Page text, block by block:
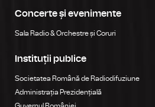
Concerte și evenimente
Sala Radio & Orchestre și Coruri
Instituții publice
Societatea Română de Radiodifuziune
Administrația Prezidențială